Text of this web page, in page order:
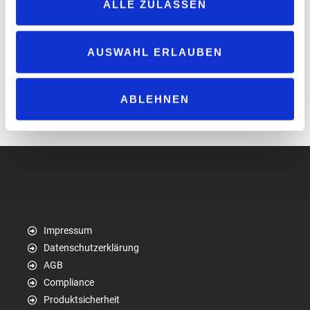
ALLE ZULASSEN
AUSWAHL ERLAUBEN
ABLEHNEN
unterscheiden und einzelne Funktionen sind in Android Auto nicht
verfügbar, zum Beispiel die Routenplanung. Grund dafür sind die
Herstellern, sowie der Softwareversionen des Smartphones und
der Versionen der Google-Android-Auto-App.
www.enbw.com/elektromobilitaet/produkte/mobilityplus-app
Impressum
Datenschutzerklärung
AGB
Compliance
Produktsicherheit